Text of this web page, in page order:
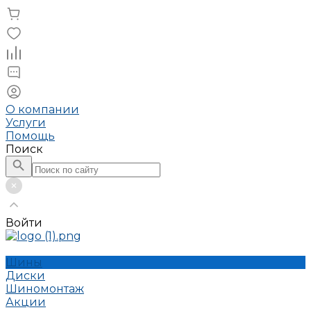
О компании
Услуги
Помощь
Поиск
Войти
Шины
Диски
Шиномонтаж
Акции